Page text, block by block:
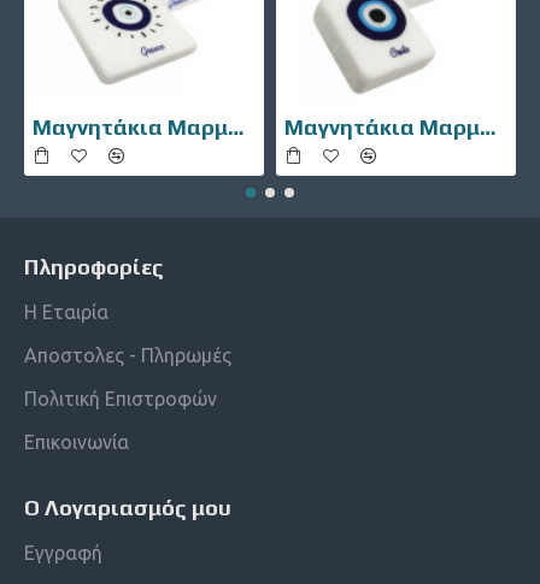
Μαγνητάκια Μαρμάρινα 10106-002 Μαγνητάκια Μαρμάρινα 10106-007
Πληροφορίες
Η Εταιρία
Αποστολες - Πληρωμές
Πολιτική Επιστροφών
Επικοινωνία
Ο Λογαριασμός μου
Εγγραφή